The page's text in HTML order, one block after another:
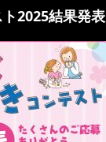
2025結果発表